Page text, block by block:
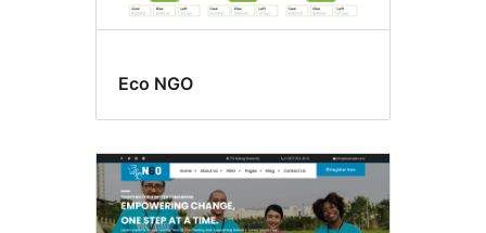
Eco NGO